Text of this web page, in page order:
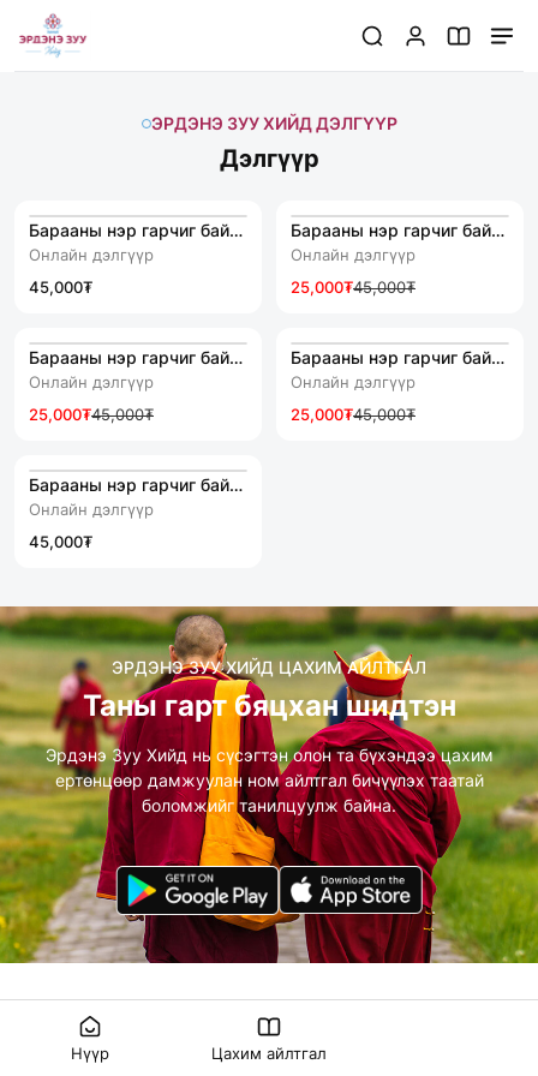
ЭРДЭНЭ ЗУУ ХИЙД ДЭЛГҮҮР
Дэлгүүр
Барааны нэр гарчиг байрлана
Онлайн дэлгүүр
45,000₮
Барааны нэр гарчиг байрлана
Онлайн дэлгүүр
25,000₮45,000₮
Барааны нэр гарчиг байрлана
Онлайн дэлгүүр
25,000₮45,000₮
Барааны нэр гарчиг байрлана
Онлайн дэлгүүр
25,000₮45,000₮
Барааны нэр гарчиг байрлана
Онлайн дэлгүүр
45,000₮
ЭРДЭНЭ ЗУУ ХИЙД ЦАХИМ АЙЛТГАЛ
Таны гарт бяцхан шидтэн
Эрдэнэ Зуу Хийд нь сүсэгтэн олон та бүхэндээцахим
ертөнцөөр дамжуулан ном айлтгал бичүүлэх таатай
боломжийг танилцуулж байна.
Нүүр Цахим айлтгал